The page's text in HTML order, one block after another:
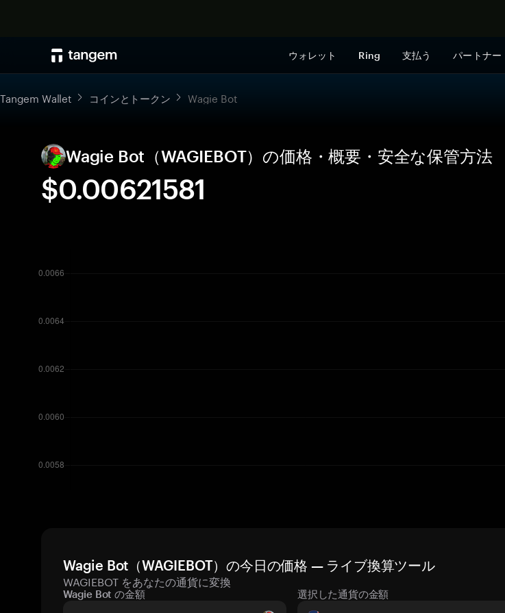
ウォレット Ring 支払う パートナー
Tangem Wallet コインとトークン Wagie Bot
Wagie Bot（WAGIEBOT）の価格・概要・安全な保管方法
$0.00621581
Wagie Bot（WAGIEBOT）の今日の価格 — ライブ換算ツール
WAGIEBOT をあなたの通貨に変換
Wagie Bot の金額 選択した通貨の金額